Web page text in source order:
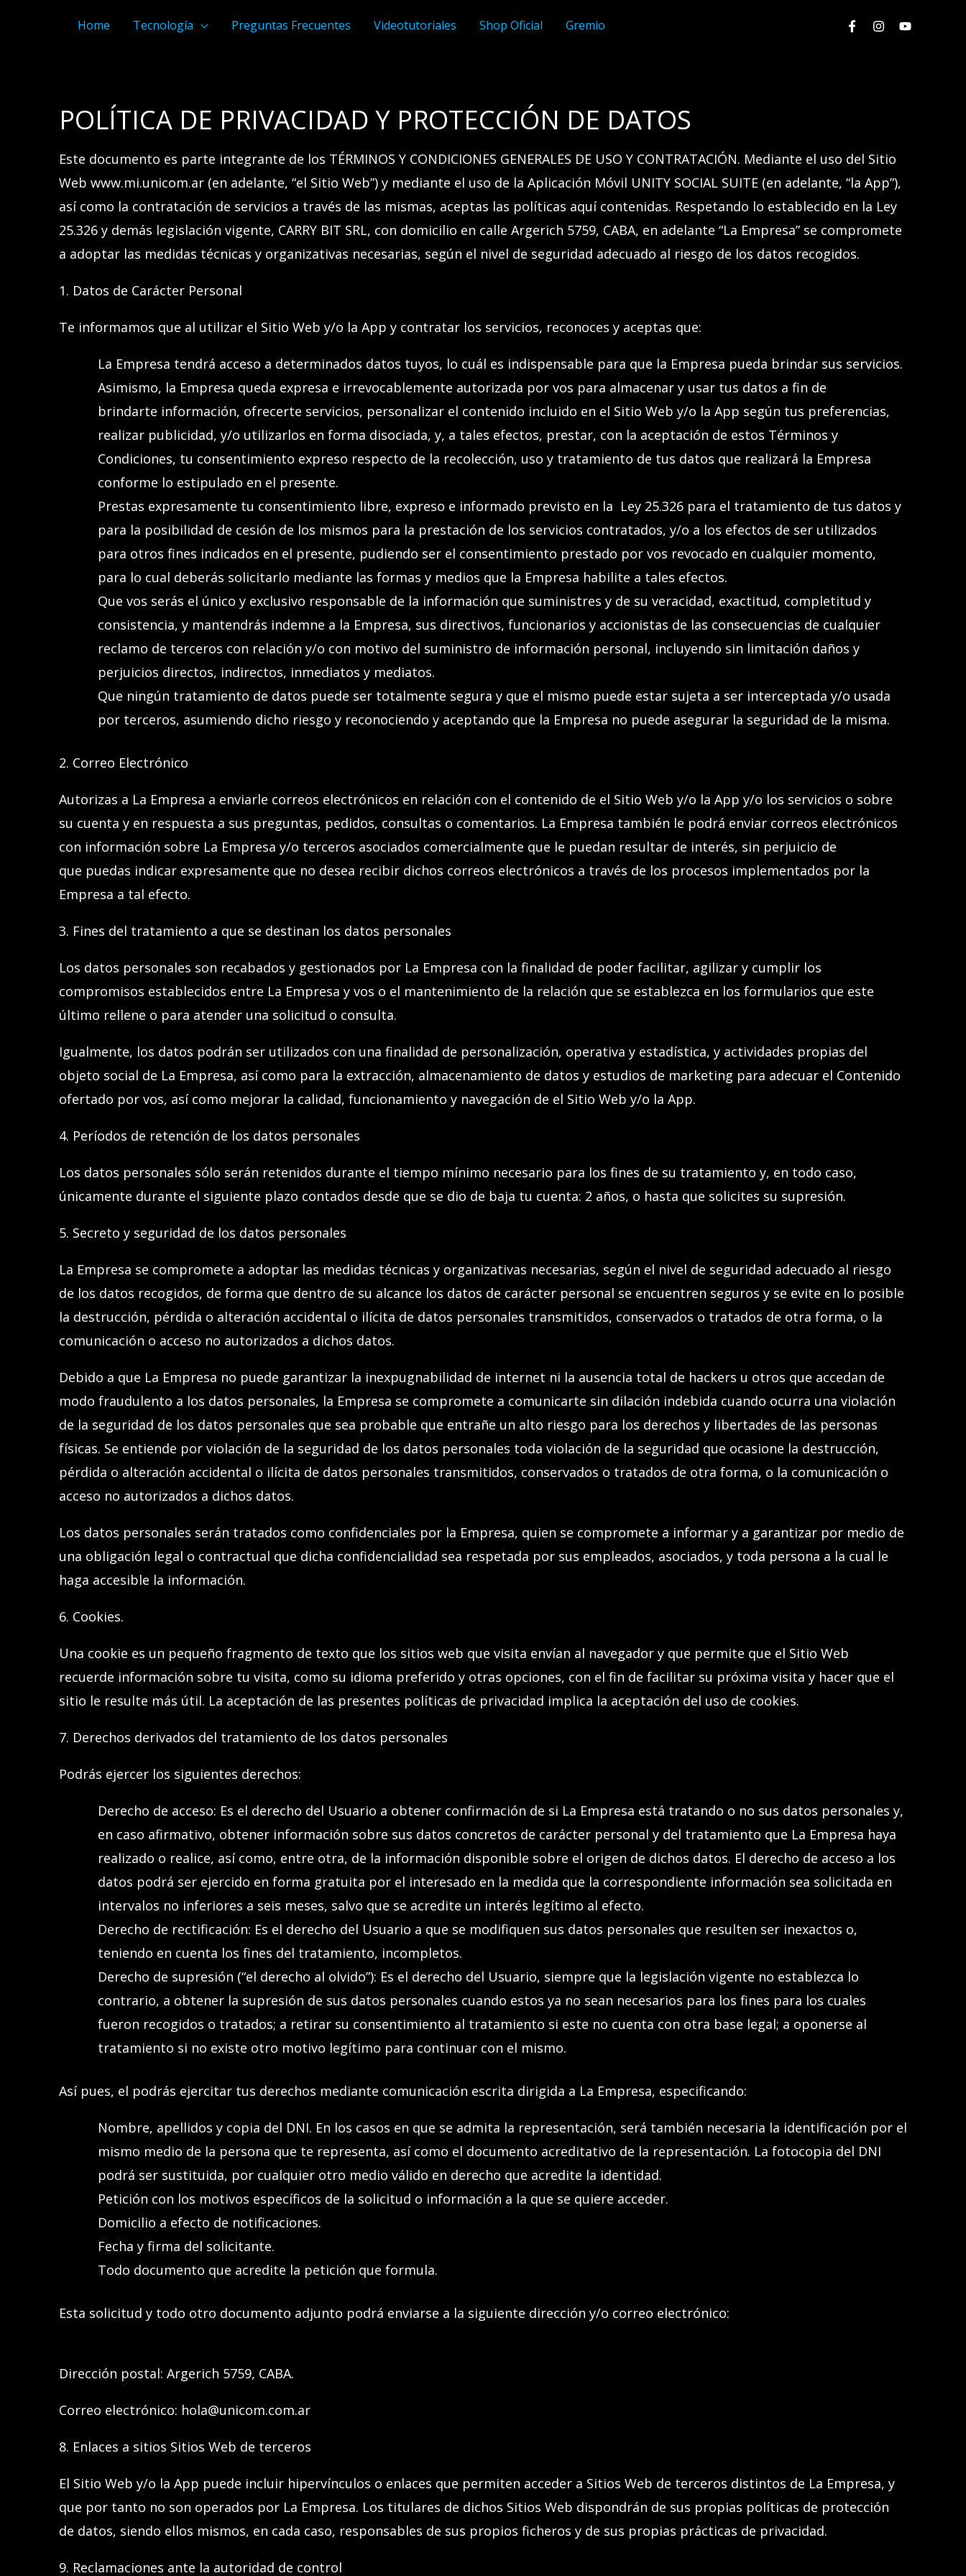
Home Tecnología Preguntas Frecuentes Videotutoriales Shop Oficial Gremio
POLÍTICA DE PRIVACIDAD Y PROTECCIÓN DE DATOS
Este documento es parte integrante de los TÉRMINOS Y CONDICIONES GENERALES DE USO Y CONTRATACIÓN. Mediante el uso del Sitio
Web www.mi.unicom.ar (en adelante, “el Sitio Web”) y mediante el uso de la Aplicación Móvil UNITY SOCIAL SUITE (en adelante, “la App”),
así como la contratación de servicios a través de las mismas, aceptas las políticas aquí contenidas. Respetando lo establecido en la Ley
25.326 y demás legislación vigente, CARRY BIT SRL, con domicilio en calle Argerich 5759, CABA, en adelante “La Empresa” se compromete
a adoptar las medidas técnicas y organizativas necesarias, según el nivel de seguridad adecuado al riesgo de los datos recogidos.
1. Datos de Carácter Personal
Te informamos que al utilizar el Sitio Web y/o la App y contratar los servicios, reconoces y aceptas que:
La Empresa tendrá acceso a determinados datos tuyos, lo cuál es indispensable para que la Empresa pueda brindar sus servicios.
Asimismo, la Empresa queda expresa e irrevocablemente autorizada por vos para almacenar y usar tus datos a fin de
brindarte información, ofrecerte servicios, personalizar el contenido incluido en el Sitio Web y/o la App según tus preferencias,
realizar publicidad, y/o utilizarlos en forma disociada, y, a tales efectos, prestar, con la aceptación de estos Términos y
Condiciones, tu consentimiento expreso respecto de la recolección, uso y tratamiento de tus datos que realizará la Empresa
conforme lo estipulado en el presente.
Prestas expresamente tu consentimiento libre, expreso e informado previsto en la Ley 25.326 para el tratamiento de tus datos y
para la posibilidad de cesión de los mismos para la prestación de los servicios contratados, y/o a los efectos de ser utilizados
para otros fines indicados en el presente, pudiendo ser el consentimiento prestado por vos revocado en cualquier momento,
para lo cual deberás solicitarlo mediante las formas y medios que la Empresa habilite a tales efectos.
Que vos serás el único y exclusivo responsable de la información que suministres y de su veracidad, exactitud, completitud y
consistencia, y mantendrás indemne a la Empresa, sus directivos, funcionarios y accionistas de las consecuencias de cualquier
reclamo de terceros con relación y/o con motivo del suministro de información personal, incluyendo sin limitación daños y
perjuicios directos, indirectos, inmediatos y mediatos.
Que ningún tratamiento de datos puede ser totalmente segura y que el mismo puede estar sujeta a ser interceptada y/o usada
por terceros, asumiendo dicho riesgo y reconociendo y aceptando que la Empresa no puede asegurar la seguridad de la misma.
2. Correo Electrónico
Autorizas a La Empresa a enviarle correos electrónicos en relación con el contenido de el Sitio Web y/o la App y/o los servicios o sobre
su cuenta y en respuesta a sus preguntas, pedidos, consultas o comentarios. La Empresa también le podrá enviar correos electrónicos
con información sobre La Empresa y/o terceros asociados comercialmente que le puedan resultar de interés, sin perjuicio de
que puedas indicar expresamente que no desea recibir dichos correos electrónicos a través de los procesos implementados por la
Empresa a tal efecto.
3. Fines del tratamiento a que se destinan los datos personales
Los datos personales son recabados y gestionados por La Empresa con la finalidad de poder facilitar, agilizar y cumplir los
compromisos establecidos entre La Empresa y vos o el mantenimiento de la relación que se establezca en los formularios que este
último rellene o para atender una solicitud o consulta.
Igualmente, los datos podrán ser utilizados con una finalidad de personalización, operativa y estadística, y actividades propias del
objeto social de La Empresa, así como para la extracción, almacenamiento de datos y estudios de marketing para adecuar el Contenido
ofertado por vos, así como mejorar la calidad, funcionamiento y navegación de el Sitio Web y/o la App.
4. Períodos de retención de los datos personales
Los datos personales sólo serán retenidos durante el tiempo mínimo necesario para los fines de su tratamiento y, en todo caso,
únicamente durante el siguiente plazo contados desde que se dio de baja tu cuenta: 2 años, o hasta que solicites su supresión.
5. Secreto y seguridad de los datos personales
La Empresa se compromete a adoptar las medidas técnicas y organizativas necesarias, según el nivel de seguridad adecuado al riesgo
de los datos recogidos, de forma que dentro de su alcance los datos de carácter personal se encuentren seguros y se evite en lo posible
la destrucción, pérdida o alteración accidental o ilícita de datos personales transmitidos, conservados o tratados de otra forma, o la
comunicación o acceso no autorizados a dichos datos.
Debido a que La Empresa no puede garantizar la inexpugnabilidad de internet ni la ausencia total de hackers u otros que accedan de
modo fraudulento a los datos personales, la Empresa se compromete a comunicarte sin dilación indebida cuando ocurra una violación
de la seguridad de los datos personales que sea probable que entrañe un alto riesgo para los derechos y libertades de las personas
físicas. Se entiende por violación de la seguridad de los datos personales toda violación de la seguridad que ocasione la destrucción,
pérdida o alteración accidental o ilícita de datos personales transmitidos, conservados o tratados de otra forma, o la comunicación o
acceso no autorizados a dichos datos.
Los datos personales serán tratados como confidenciales por la Empresa, quien se compromete a informar y a garantizar por medio de
una obligación legal o contractual que dicha confidencialidad sea respetada por sus empleados, asociados, y toda persona a la cual le
haga accesible la información.
6. Cookies.
Una cookie es un pequeño fragmento de texto que los sitios web que visita envían al navegador y que permite que el Sitio Web
recuerde información sobre tu visita, como su idioma preferido y otras opciones, con el fin de facilitar su próxima visita y hacer que el
sitio le resulte más útil. La aceptación de las presentes políticas de privacidad implica la aceptación del uso de cookies.
7. Derechos derivados del tratamiento de los datos personales
Podrás ejercer los siguientes derechos:
Derecho de acceso: Es el derecho del Usuario a obtener confirmación de si La Empresa está tratando o no sus datos personales y,
en caso afirmativo, obtener información sobre sus datos concretos de carácter personal y del tratamiento que La Empresa haya
realizado o realice, así como, entre otra, de la información disponible sobre el origen de dichos datos. El derecho de acceso a los
datos podrá ser ejercido en forma gratuita por el interesado en la medida que la correspondiente información sea solicitada en
intervalos no inferiores a seis meses, salvo que se acredite un interés legítimo al efecto.
Derecho de rectificación: Es el derecho del Usuario a que se modifiquen sus datos personales que resulten ser inexactos o,
teniendo en cuenta los fines del tratamiento, incompletos.
Derecho de supresión (“el derecho al olvido”): Es el derecho del Usuario, siempre que la legislación vigente no establezca lo
contrario, a obtener la supresión de sus datos personales cuando estos ya no sean necesarios para los fines para los cuales
fueron recogidos o tratados; a retirar su consentimiento al tratamiento si este no cuenta con otra base legal; a oponerse al
tratamiento si no existe otro motivo legítimo para continuar con el mismo.
Así pues, el podrás ejercitar tus derechos mediante comunicación escrita dirigida a La Empresa, especificando:
Nombre, apellidos y copia del DNI. En los casos en que se admita la representación, será también necesaria la identificación por el
mismo medio de la persona que te representa, así como el documento acreditativo de la representación. La fotocopia del DNI
podrá ser sustituida, por cualquier otro medio válido en derecho que acredite la identidad.
Petición con los motivos específicos de la solicitud o información a la que se quiere acceder.
Domicilio a efecto de notificaciones.
Fecha y firma del solicitante.
Todo documento que acredite la petición que formula.
Esta solicitud y todo otro documento adjunto podrá enviarse a la siguiente dirección y/o correo electrónico:
Dirección postal: Argerich 5759, CABA.
Correo electrónico: hola@unicom.com.ar
8. Enlaces a sitios Sitios Web de terceros
El Sitio Web y/o la App puede incluir hipervínculos o enlaces que permiten acceder a Sitios Web de terceros distintos de La Empresa, y
que por tanto no son operados por La Empresa. Los titulares de dichos Sitios Web dispondrán de sus propias políticas de protección
de datos, siendo ellos mismos, en cada caso, responsables de sus propios ficheros y de sus propias prácticas de privacidad.
9. Reclamaciones ante la autoridad de control